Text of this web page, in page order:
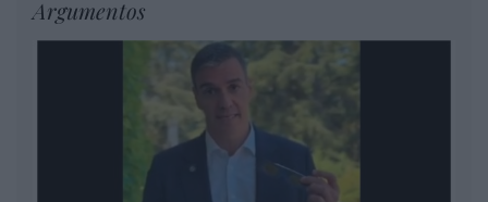
Argumentos